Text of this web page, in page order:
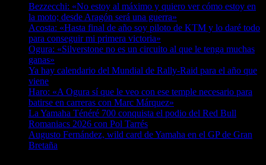
Bezzecchi: «No estoy al máximo y quiero ver cómo estoy en
la moto; desde Aragón será una guerra»
Acosta: «Hasta final de año soy piloto de KTM y lo daré todo
para conseguir mi primera victoria»
Ogura: «Silverstone no es un circuito al que le tenga muchas
ganas»
Ya hay calendario del Mundial de Rally-Raid para el año que
viene
Haro: «A Ogura sí que le veo con ese temple necesario para
batirse en carreras con Marc Márquez»
La Yamaha Ténéré 700 conquista el podio del Red Bull
Romaniacs 2026 con Pol Tarrés
Augusto Fernández, wild card de Yamaha en el GP de Gran
Bretaña